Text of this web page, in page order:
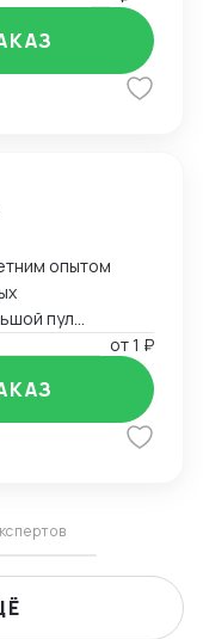
опытом
пул
по всему
любой точки
Ваши
а также помогу
от1 ₽